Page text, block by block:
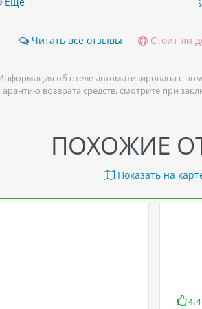
Читать все отзывы Стоит ли
об отеле автоматизирована с
возврата средств, смотрите при
ПОХОЖИЕ
Показать на
4.4